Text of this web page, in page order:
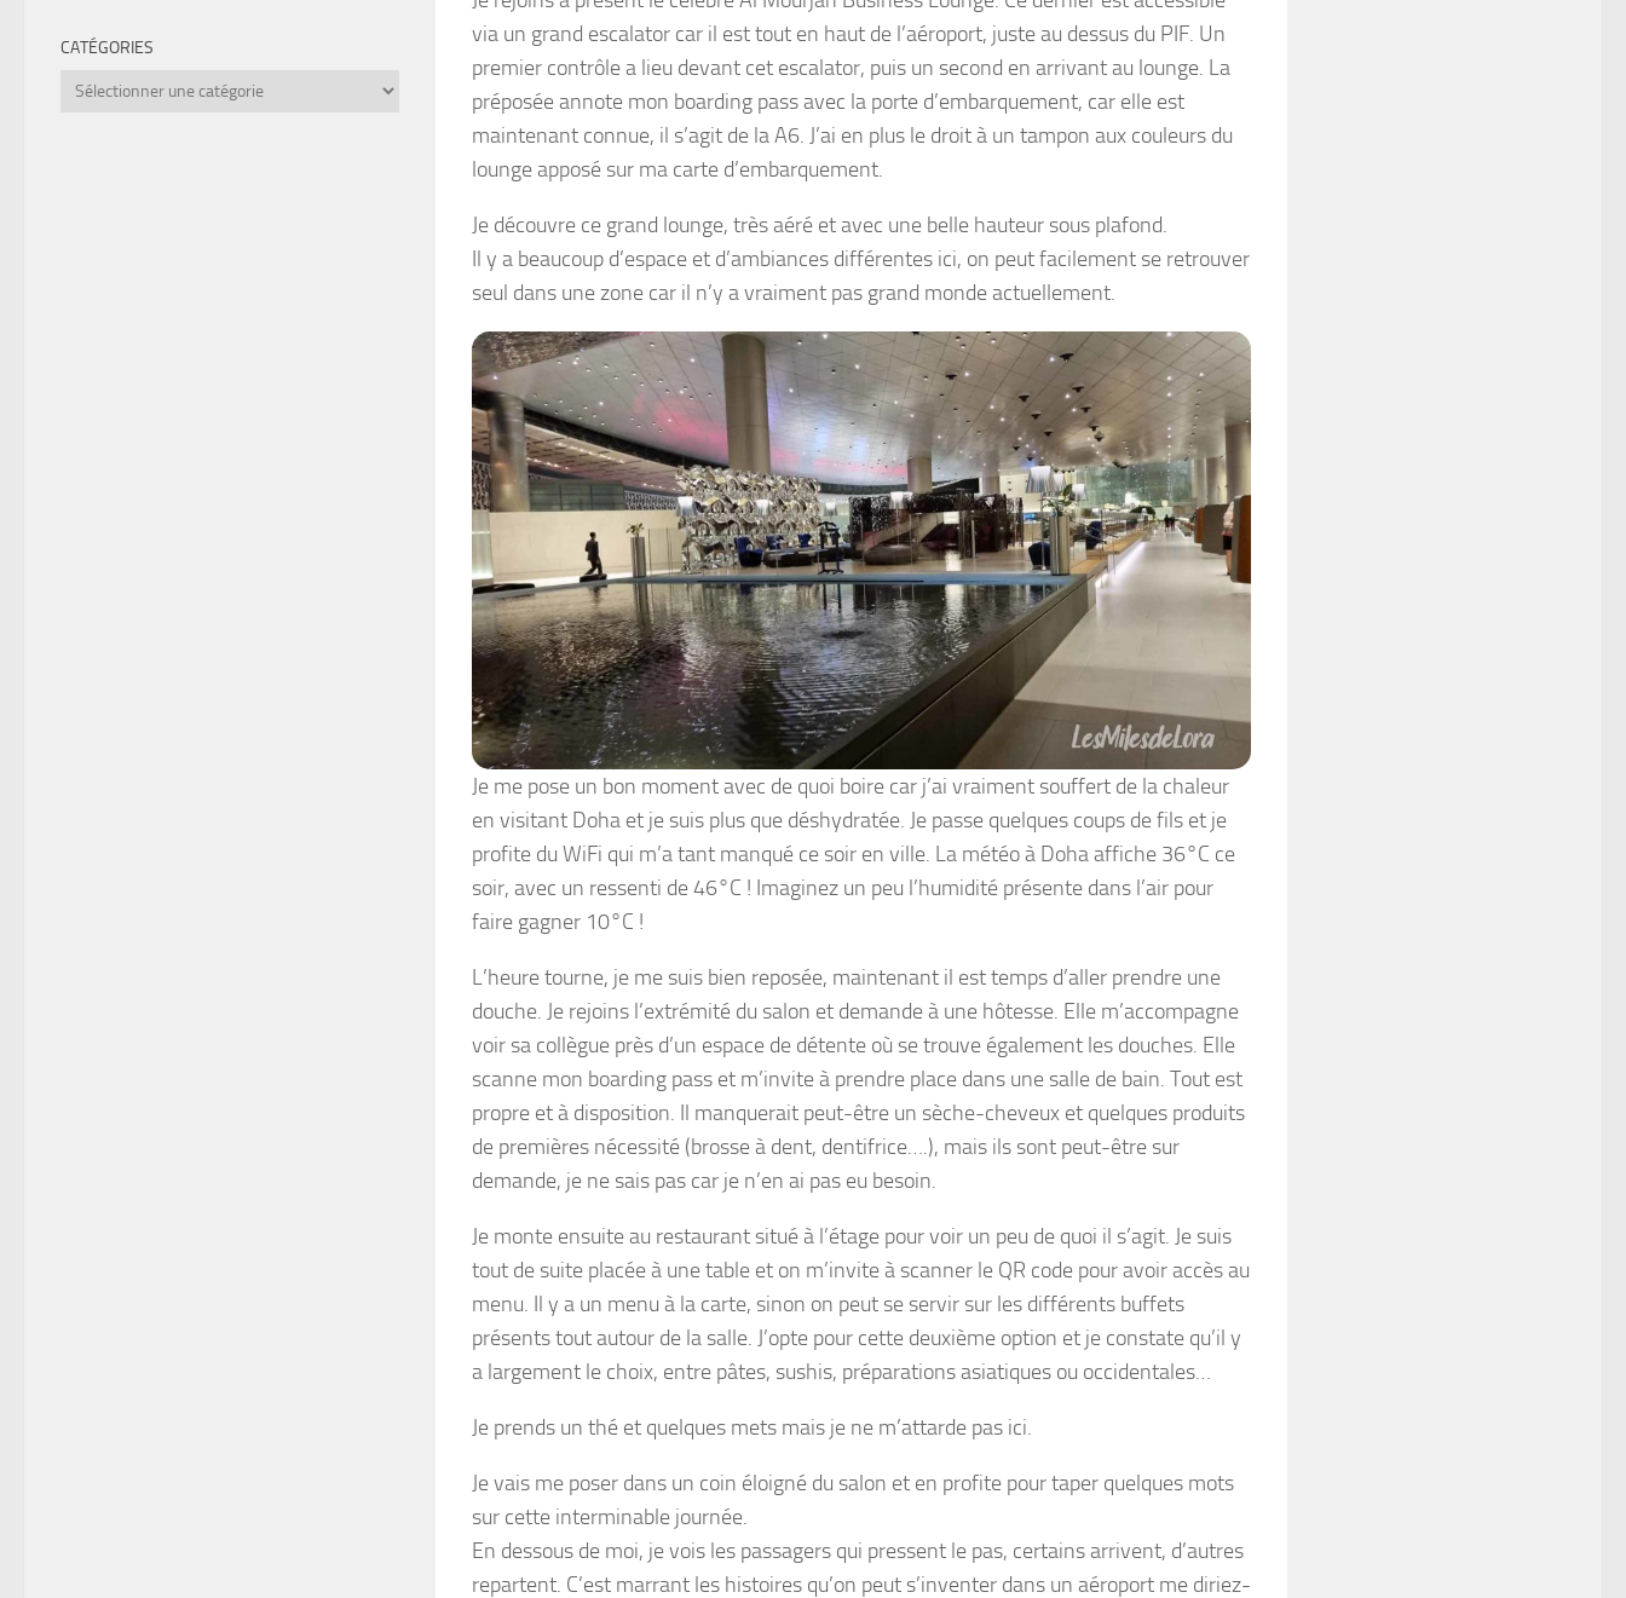
via un grand escalator car il est tout en haut de l’aéroport, juste au dessus du PIF. Un
premier contrôle a lieu devant cet escalator, puis un second en arrivant au lounge. La
préposée annote mon boarding pass avec la porte d’embarquement, car elle est
maintenant connue, il s’agit de la A6. J’ai en plus le droit à un tampon aux couleurs du
lounge apposé sur ma carte d’embarquement.
Je découvre ce grand lounge, très aéré et avec une belle hauteur sous plafond.
Il y a beaucoup d’espace et d’ambiances différentes ici, on peut facilement se retrouver
seul dans une zone car il n’y a vraiment pas grand monde actuellement.
Je me pose un bon moment avec de quoi boire car j’ai vraiment souffert de la chaleur
en visitant Doha et je suis plus que déshydratée. Je passe quelques coups de fils et je
profite du WiFi qui m’a tant manqué ce soir en ville. La météo à Doha affiche 36°C ce
soir, avec un ressenti de 46°C ! Imaginez un peu l’humidité présente dans l’air pour
faire gagner 10°C !
L’heure tourne, je me suis bien reposée, maintenant il est temps d’aller prendre une
douche. Je rejoins l’extrémité du salon et demande à une hôtesse. Elle m’accompagne
voir sa collègue près d’un espace de détente où se trouve également les douches. Elle
scanne mon boarding pass et m’invite à prendre place dans une salle de bain. Tout est
propre et à disposition. Il manquerait peut-être un sèche-cheveux et quelques produits
de premières nécessité (brosse à dent, dentifrice….), mais ils sont peut-être sur
demande, je ne sais pas car je n’en ai pas eu besoin.
Je monte ensuite au restaurant situé à l’étage pour voir un peu de quoi il s’agit. Je suis
tout de suite placée à une table et on m’invite à scanner le QR code pour avoir accès au
menu. Il y a un menu à la carte, sinon on peut se servir sur les différents buffets
présents tout autour de la salle. J’opte pour cette deuxième option et je constate qu’il y
a largement le choix, entre pâtes, sushis, préparations asiatiques ou occidentales…
Je prends un thé et quelques mets mais je ne m’attarde pas ici.
Je vais me poser dans un coin éloigné du salon et en profite pour taper quelques mots
sur cette interminable journée.
En dessous de moi, je vois les passagers qui pressent le pas, certains arrivent, d’autres
repartent. C’est marrant les histoires qu’on peut s’inventer dans un aéroport me diriez-
CATÉGORIES
Catégories